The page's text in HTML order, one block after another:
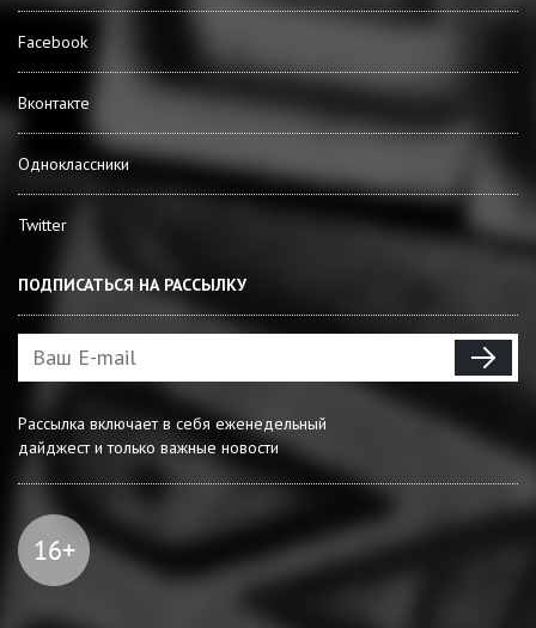
Facebook
Вконтакте
Одноклассники
Twitter
ПОДПИСАТЬСЯ НА РАССЫЛКУ
Рассылка включает в себя еженедельный
дайджест и только важные новости